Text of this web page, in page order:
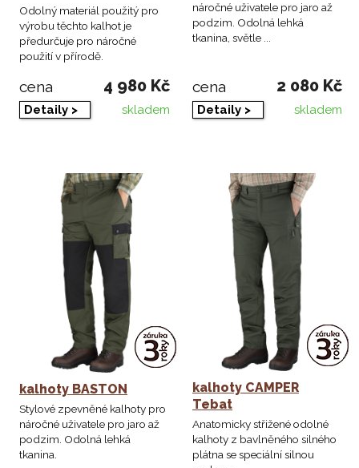
Odolný materiál použitý pro
výrobu těchto kalhot je
předurčuje pro náročné
použití v přírodě.
cena 4 980 Kč
Detaily > skladem
náročné uživatele pro jaro až
podzim. Odolná lehká
tkanina, světle ...
cena 2 080 Kč
Detaily > skladem
kalhoty BASTON
Stylové zpevněné kalhoty pro
náročné uživatele pro jaro až
podzim. Odolná lehká
tkanina.
kalhoty CAMPER
Tebat
Anatomicky střižené odolné
kalhoty z bavlněného silného
plátna se speciální silnou